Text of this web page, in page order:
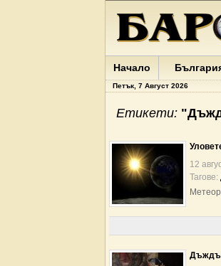
Начало
Петък, 7 Август 2026
Етикети:
12
Тагове: